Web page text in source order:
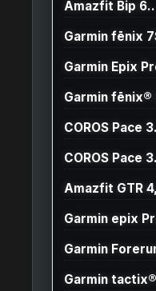
Amazfit Bip
Garmin fēnix
Garmin Epix
Garmin
COROS Pace
COROS Pace
Amazfit GTR
Garmin epix
Garmin
Garmin